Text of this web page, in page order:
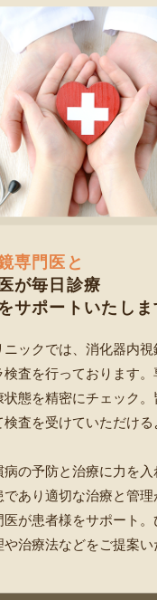
け入れ停止について
ス感染症予防接種につ
防接種期間の診療につ
防接種の予約開始
時診療日
のお知らせ
専門医 と
が毎日診療
サポートいたしま
ックでは、消化器内視
検査を行っております
態を精密にチェック
検査を受けていただけ
病の予防と治療に力を
であり適切な治療と管
が患者様をサポート
治療法などをご提案い